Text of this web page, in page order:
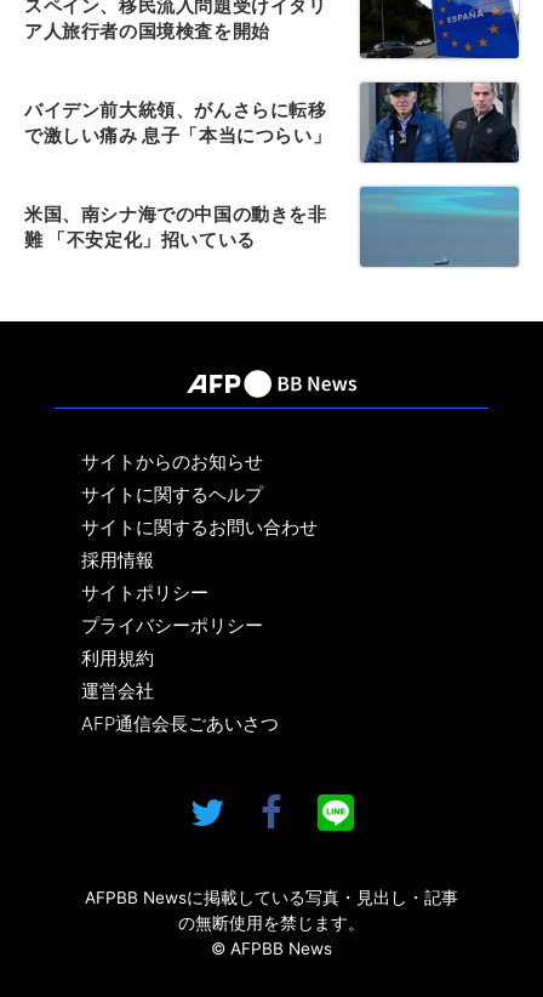
スペイン、移民流入問題受けイタリ
ア人旅行者の国境検査を開始
バイデン前大統領、がんさらに転移
で激しい痛み 息子「本当につらい」
米国、南シナ海での中国の動きを非
難 「不安定化」招いている
サイトからのお知らせ
サイトに関するヘルプ
サイトに関するお問い合わせ
採用情報
サイトポリシー
プライバシーポリシー
利用規約
運営会社
AFP通信会長ごあいさつ
AFPBB Newsに掲載している写真・見出し・記事
の無断使用を禁じます。
© AFPBB News